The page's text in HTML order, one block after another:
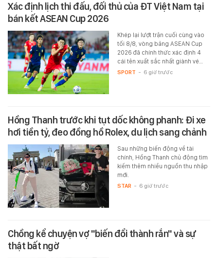
Xác định lịch thi đấu, đối thủ của ĐT Việt Nam tại
bán kết ASEAN Cup 2026
Khép lại lượt trận cuối cùng vào
tối 8/8, vòng bảng ASEAN Cup
2026 đã chính thức xác định 4
cái tên xuất sắc nhất giành vé…
SPORT - 6 giờ trước
Hồng Thanh trước khi tụt dốc không phanh: Đi xe
hơi tiền tỷ, đeo đồng hồ Rolex, du lịch sang chảnh
Sau những biến động về tài
chính, Hồng Thanh chủ động tìm
kiếm thêm nhiều nguồn thu nhập
mới.
STAR - 6 giờ trước
Chồng kể chuyện vợ "biến đổi thành rắn" và sự
thật bất ngờ